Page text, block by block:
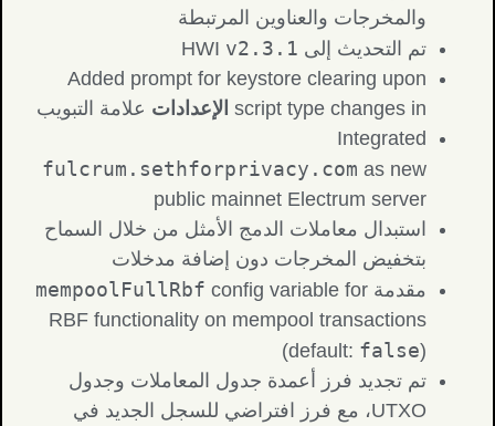
والمخرجات والعناوين المرتبطة
تم التحديث إلى HWI v2.3.1
Added prompt for keystore clearing upon
script type changes in الإعدادات علامة التبويب
Integrated
fulcrum.sethforprivacy.com as new
public mainnet Electrum server
استبدال معاملات الدمج الأمثل من خلال السماح
بتخفيض المخرجات دون إضافة مدخلات
مقدمة
mempoolFullRbf config variable for
RBF functionality on mempool transactions
(default: false)
تم تجديد فرز أعمدة جدول المعاملات وجدول
UTXO، مع فرز افتراضي للسجل الجديد في